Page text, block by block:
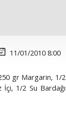
11/01/2010 8:00
gr Margarin, 1/2
İçi, 1/2 Su Bardağı